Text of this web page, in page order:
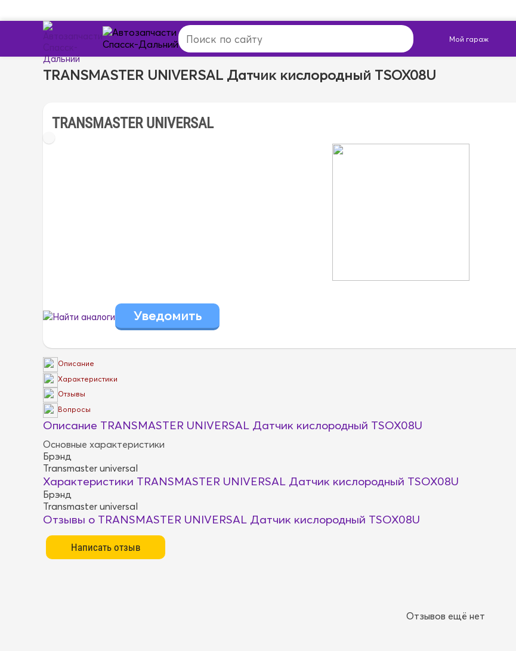
TRANSMASTER UNIVERSAL Датчик кислородный TSOX08U
TRANSMASTER UNIVERSAL
Найти аналоги
Описание
Характеристики
Отзывы
Вопросы
Описание TRANSMASTER UNIVERSAL Датчик кислородный TSOX08U
Основные характеристики
Брэнд
Transmaster universal
Характеристики TRANSMASTER UNIVERSAL Датчик кислородный TSOX08U
Брэнд
Transmaster universal
Отзывы о TRANSMASTER UNIVERSAL Датчик кислородный TSOX08U
Отзывов ещё нет